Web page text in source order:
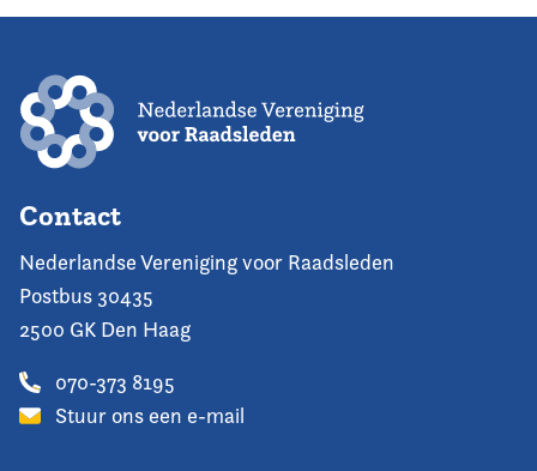
Contact
Nederlandse Vereniging voor Raadsleden
Postbus 30435
2500 GK Den Haag
070-373 8195
Stuur ons een e-mail